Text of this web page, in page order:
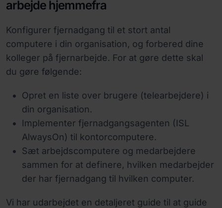
arbejde hjemmefra
Konfigurer fjernadgang til et stort antal
computere i din organisation, og forbered dine
kolleger på fjernarbejde. For at gøre dette skal
du gøre følgende:
Opret en liste over brugere (telearbejdere) i
din organisation.
Implementer fjernadgangsagenten (ISL
AlwaysOn) til kontorcomputere.
Sæt arbejdscomputere og medarbejdere
sammen for at definere, hvilken medarbejder
der har fjernadgang til hvilken computer.
Vi har udarbejdet en detaljeret guide til at guide